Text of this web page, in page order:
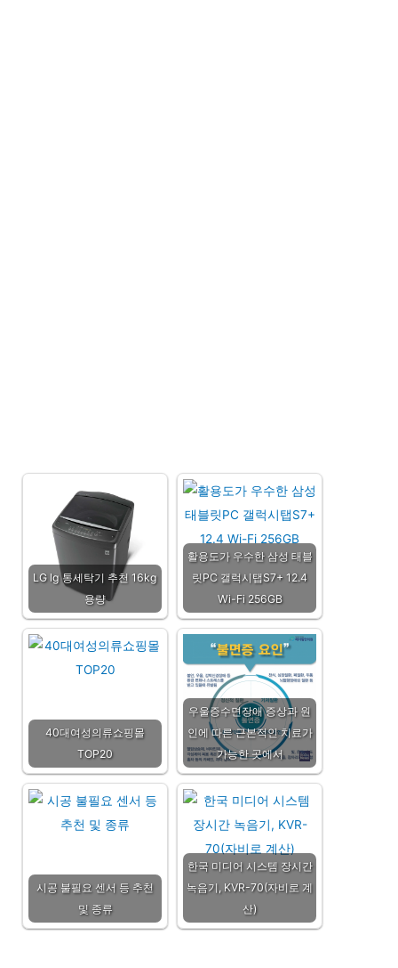
LG lg 통세탁기 추천 16kg
용량
활용도가 우수한 삼성 태블
릿PC 갤럭시탭S7+ 12.4
Wi-Fi 256GB
40대여성의류쇼핑몰
TOP20
우울증수면장애 증상과 원
인에 따른 근본적인 치료가
가능한 곳에서
시공 불필요 센서 등 추천
및 종류
한국 미디어 시스템 장시간
녹음기, KVR-70(자비로 계
산)